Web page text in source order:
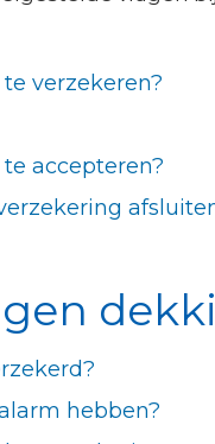
verzekeren?
accepteren?
hebben?